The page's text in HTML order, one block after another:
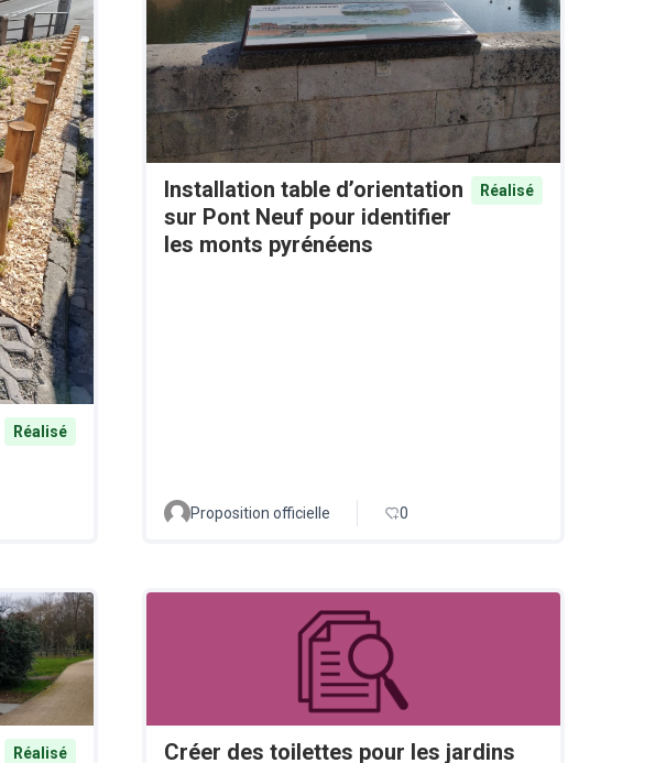
Réalisé
Installation table d’orientation
sur Pont Neuf pour identifier
les monts pyrénéens
Réalisé
Proposition officielle 0
Réalisé
Créer des toilettes pour les jardins